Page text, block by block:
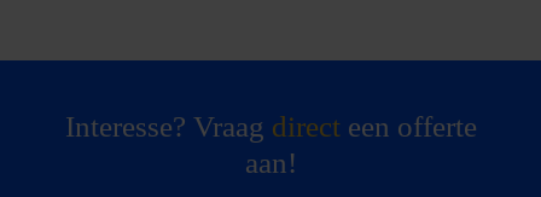
Interesse? Vraag directeen offerte
aan!